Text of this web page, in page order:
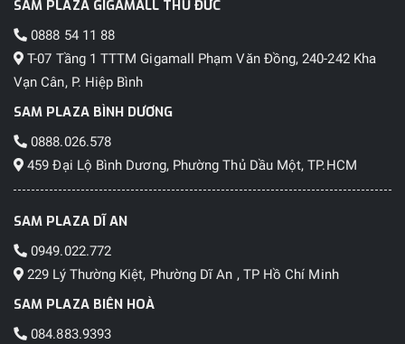
SAM PLAZA GIGAMALL THỦ ĐỨC
0888 54 11 88
T-07 Tầng 1 TTTM Gigamall Phạm Văn Đồng, 240-242 Kha
Vạn Cân, P. Hiệp Bình
SAM PLAZA BÌNH DƯƠNG
0888.026.578
459 Đại Lộ Bình Dương, Phường Thủ Dầu Một, TP.HCM
SAM PLAZA DĨ AN
0949.022.772
229 Lý Thường Kiệt, Phường Dĩ An , TP Hồ Chí Minh
SAM PLAZA BIÊN HOÀ
084.883.9393